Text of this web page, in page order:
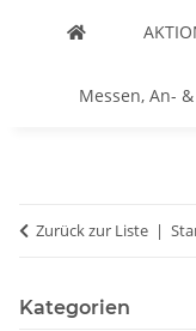
Messen, An-
Zurück zur Liste
Kategorien